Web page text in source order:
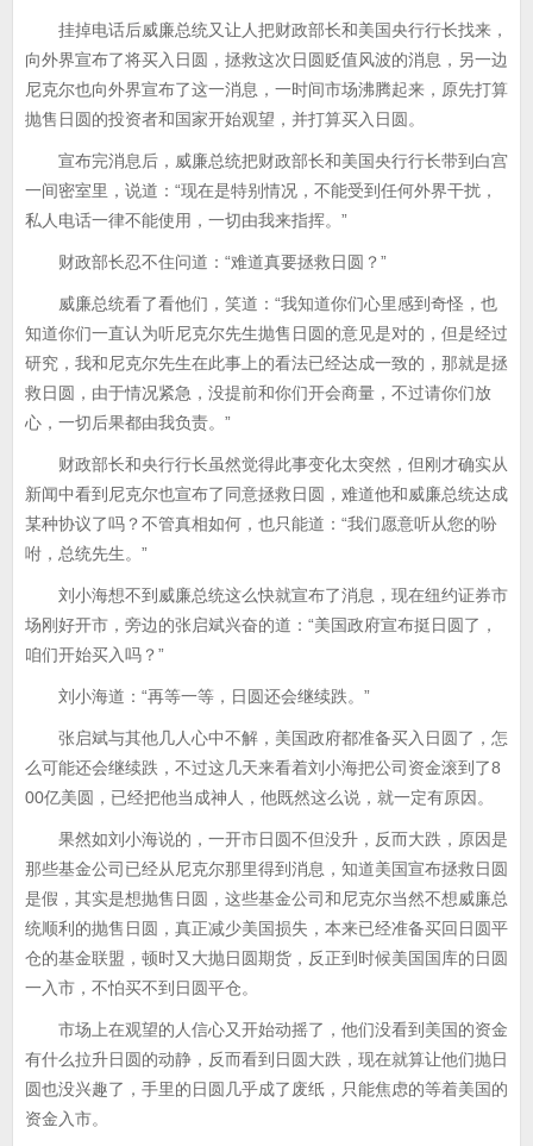
挂掉电话后威廉总统又让人把财政部长和美国央行行长找来，
向外界宣布了将买入日圆，拯救这次日圆贬值风波的消息，另一边
尼克尔也向外界宣布了这一消息，一时间市场沸腾起来，原先打算
抛售日圆的投资者和国家开始观望，并打算买入日圆。
宣布完消息后，威廉总统把财政部长和美国央行行长带到白宫
一间密室里，说道：“现在是特别情况，不能受到任何外界干扰，
私人电话一律不能使用，一切由我来指挥。”
财政部长忍不住问道：“难道真要拯救日圆？”
威廉总统看了看他们，笑道：“我知道你们心里感到奇怪，也
知道你们一直认为听尼克尔先生抛售日圆的意见是对的，但是经过
研究，我和尼克尔先生在此事上的看法已经达成一致的，那就是拯
救日圆，由于情况紧急，没提前和你们开会商量，不过请你们放
心，一切后果都由我负责。”
财政部长和央行行长虽然觉得此事变化太突然，但刚才确实从
新闻中看到尼克尔也宣布了同意拯救日圆，难道他和威廉总统达成
某种协议了吗？不管真相如何，也只能道：“我们愿意听从您的吩
咐，总统先生。”
刘小海想不到威廉总统这么快就宣布了消息，现在纽约证券市
场刚好开市，旁边的张启斌兴奋的道：“美国政府宣布挺日圆了，
咱们开始买入吗？”
刘小海道：“再等一等，日圆还会继续跌。”
张启斌与其他几人心中不解，美国政府都准备买入日圆了，怎
么可能还会继续跌，不过这几天来看着刘小海把公司资金滚到了8
00亿美圆，已经把他当成神人，他既然这么说，就一定有原因。
果然如刘小海说的，一开市日圆不但没升，反而大跌，原因是
那些基金公司已经从尼克尔那里得到消息，知道美国宣布拯救日圆
是假，其实是想抛售日圆，这些基金公司和尼克尔当然不想威廉总
统顺利的抛售日圆，真正减少美国损失，本来已经准备买回日圆平
仓的基金联盟，顿时又大抛日圆期货，反正到时候美国国库的日圆
一入市，不怕买不到日圆平仓。
市场上在观望的人信心又开始动摇了，他们没看到美国的资金
有什么拉升日圆的动静，反而看到日圆大跌，现在就算让他们抛日
圆也没兴趣了，手里的日圆几乎成了废纸，只能焦虑的等着美国的
资金入市。